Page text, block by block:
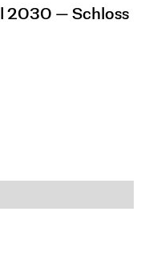
2030 — Schloss
Mit
Marcel
Holz erbaute
auf Schloss